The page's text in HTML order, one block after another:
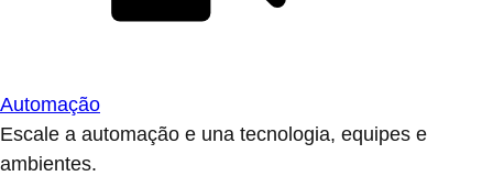
Automação
Escale a automação e una tecnologia, equipes e
ambientes.